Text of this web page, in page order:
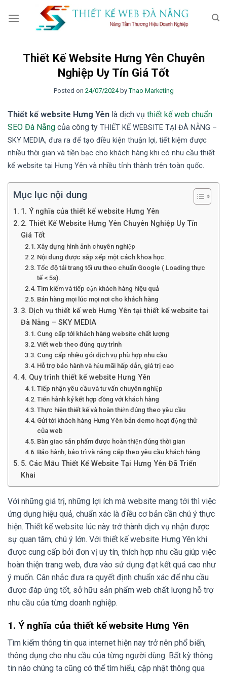
Thiết Kế Website Hưng Yên Chuyên
Nghiệp Uy Tín Giá Tốt
Posted on 24/07/2024by Thao Marketing
Thiết kế website Hưng Yên là dịch vụ thiết kế web chuẩn
SEO Đà Nẵng của công ty TH IẾT KẾ WEBSITE TẠI ĐÀ NẴNG –
SKY MEDIA, đưa ra để tạo điều kiện thuận lợi, tiết kiệm được
nhiều thời gian và tiền bạc cho khách hàng khi có nhu cầu thiết
kế website tại Hưng Yên và nhiều tỉnh thành trên toàn quốc.
Mục lục nội dung
1. Ý nghĩa của thiết kế website Hưng Yên
2. Thiết Kế Website Hưng Yên Chuyên Nghiệp Uy Tín
Giá Tốt
Xây dựng hình ảnh chuyên nghiệp
Nội dung được sắp xếp một cách khoa học.
Tốc độ tải trang tối ưu theo chuẩn Google ( Loading thực
tế < 5s).
Tìm kiếm và tiếp cận khách hàng hiệu quả
Bán hàng mọi lúc mọi nơi cho khách hàng
3. Dịch vụ thiết kế web Hưng Yên tại thiết kế website tại
Đà Nẵng – SKY MEDIA
Cung cấp tới khách hàng website chất lượng
Viết web theo đúng quy trình
Cung cấp nhiều gói dịch vụ phù hợp nhu cầu
Hỗ trợ bảo hành và hậu mãi hấp dẫn, giá trị cao
4. Quy trình thiết kế website Hưng Yên
Tiếp nhận yêu cầu và tư vấn chuyên nghiệp
Tiến hành ký kết hợp đồng với khách hàng
Thực hiện thiết kế và hoàn thiện đúng theo yêu cầu
Gửi tới khách hàng Hưng Yên bản demo hoạt động thử
của web
Bàn giao sản phẩm được hoàn thiện đúng thời gian
Bảo hành, bảo trì và nâng cấp theo yêu cầu khách hàng
5. Các Mẫu Thiết Kế Website Tại Hưng Yên Đã Triển
Khai
Với những giá trị, những lợi ích mà website mang tới thì việc
ứng dụng hiệu quả, chuẩn xác là điều cơ bản cần chú ý thực
hiện. Thiết kế website lúc này trở thành dịch vụ nhận được
sự quan tâm, chú ý lớn. Với thiết kế website Hưng Yên khi
được cung cấp bởi đơn vị uy tín, thích hợp nhu cầu giúp việc
hoàn thiện trang web, đưa vào sử dụng đạt kết quả cao như
ý muốn. Cân nhắc đưa ra quyết định chuẩn xác để nhu cầu
được đáp ứng tốt, sở hữu sản phẩm web chất lượng hỗ trợ
nhu cầu của từng doanh nghiệp.
1. Ý nghĩa của thiết kế website Hưng Yên
Tìm kiếm thông tin qua internet hiện nay trở nên phổ biến,
thông dụng cho nhu cầu của từng người dùng. Bất kỳ thông
tin nào chúng ta cũng có thể tìm hiểu, cập nhật thông qua